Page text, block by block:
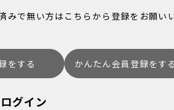
みで無い方はこちらから登録をお願い
をする かんたん会員登録をする
グイン